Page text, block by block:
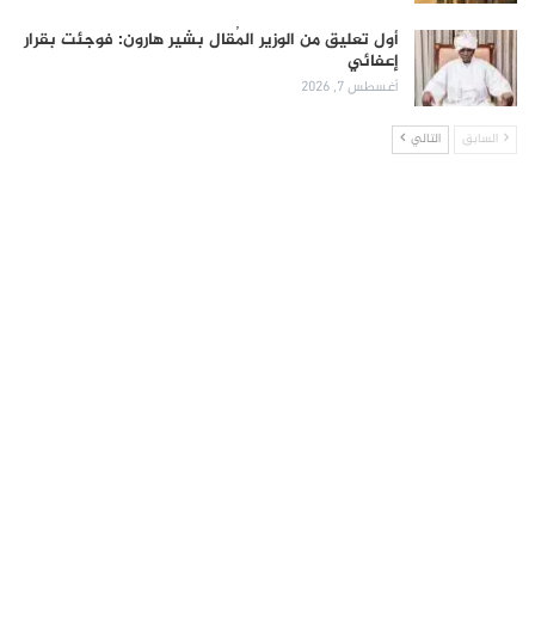
أول تعليق من الوزير المُقال بشير هارون: فوجئت بقرار
إعفائي
أغسطس 7, 2026
السابق التالي